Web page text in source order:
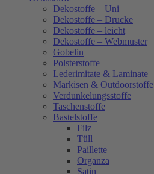
Dekostoffe – Uni
Dekostoffe – Drucke
Dekostoffe – leicht
Dekostoffe – Webmuster
Gobelin
Polsterstoffe
Lederimitate & Laminate
Markisen & Outdoorstoffe
Verdunkelungsstoffe
Taschenstoffe
Bastelstoffe
Filz
Tüll
Paillette
Organza
Satin